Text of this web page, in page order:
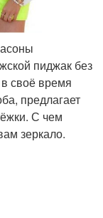
пиджак без
своё время
предлагает
С чем
зеркало.